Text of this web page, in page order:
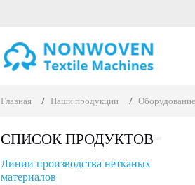
Главная Наши продукции
СПИСОК ПРОДУКТОВ
Линии производства нетканых
материалов